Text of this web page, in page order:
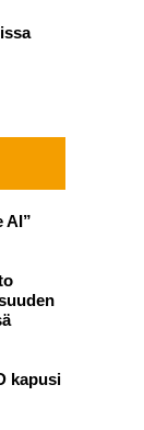
AI”
kapusi